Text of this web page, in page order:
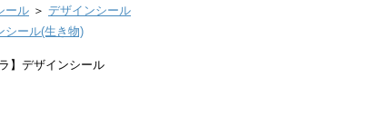
ール ＞ デザインシール
シール(生き物)
】デザインシール